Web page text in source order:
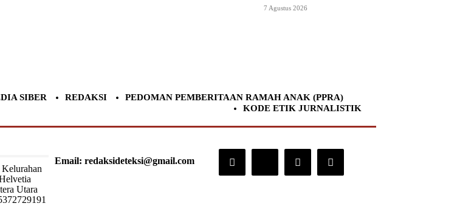
7 Agustus 2026
SIBER REDAKSI
PEDOMAN PEMBERITAAN RAMAH ANAK (PPRA)
KODE ETIK JURNALISTIK
Utara
Email: redaksideteksi@gmail.com